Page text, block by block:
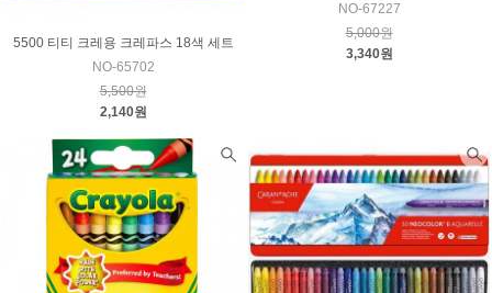
5500 티티 크레용 크레파스 18색 세트
NO-65702
5,500원
2,140원
NO-67227
5,000원
3,340원